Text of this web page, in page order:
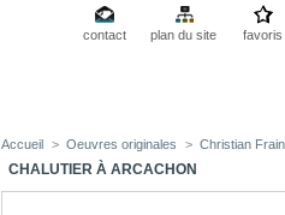
contact plan du site favoris
Accueil > Oeuvres originales > Christian Frain
CHALUTIER À ARCACHON